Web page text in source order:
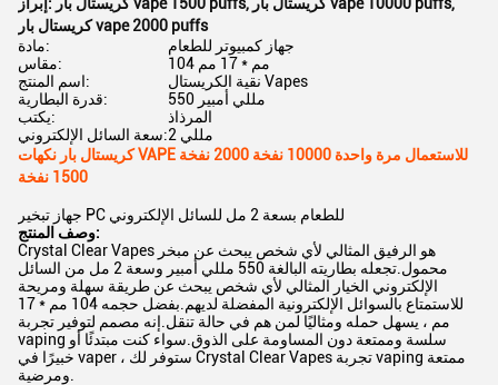
كريستال بار vape 2000 puffs
مادة:
جهاز كمبيوتر للطعام
مقاس:
104 مم * 17 مم
اسم المنتج:
نقية الكريستال Vapes
قدرة البطارية:
550 مللي أمبير
يكتب:
المرذاذ
سعة السائل الإلكتروني:
2 مللي
كريستال بار نكهات VAPE للاستعمال مرة واحدة 10000 نفخة 2000 نفخة
1500 نفخة
جهاز تبخير PC للطعام بسعة 2 مل للسائل الإلكتروني
وصف المنتج:
Crystal Clear Vapes هو الرفيق المثالي لأي شخص يبحث عن مبخر
محمول.تجعله بطاريته البالغة 550 مللي أمبير وسعة 2 مل من السائل
الإلكتروني الخيار المثالي لأي شخص يبحث عن طريقة سهلة ومريحة
للاستمتاع بالسوائل الإلكترونية المفضلة لديهم.بفضل حجمه 104 مم * 17
مم ، يسهل حمله ومثاليًا لمن هم في حالة تنقل.إنه مصمم لتوفير تجربة
vaping سلسة وممتعة دون المساومة على الذوق.سواء كنت مبتدئًا أو
خبيرًا في vaper ، ستوفر لك Crystal Clear Vapes تجربة vaping ممتعة
ومرضية.